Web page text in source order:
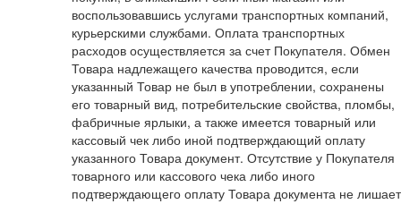
воспользовавшись услугами транспортных компаний,
курьерскими службами. Оплата транспортных
расходов осуществляется за счет Покупателя. Обмен
Товара надлежащего качества проводится, если
указанный Товар не был в употреблении, сохранены
его товарный вид, потребительские свойства, пломбы,
фабричные ярлыки, а также имеется товарный или
кассовый чек либо иной подтверждающий оплату
указанного Товара документ. Отсутствие у Покупателя
товарного или кассового чека либо иного
подтверждающего оплату Товара документа не лишает